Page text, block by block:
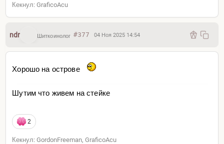
Вот так она выглядит?
Кекнул: GraficoAcu
ndr Шиткоинолог #377 04 Ноя 2025 14:54
Хорошо на острове
Шутим что живем на стейке
2
Кекнул: GordonFreeman, GraficoAcu